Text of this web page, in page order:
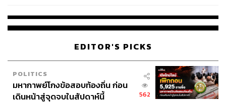
หรือ 1 โมเดลที่จะลงทุนในเทคโนโลยีเพื่อตอบสนองความ
ต้องการของค่ายรถยนต์
ขณะเดียวกัน ประเทศไทยยังคงมีปัญหาเฉพาะตัวที่นับถอย
หลังดังระเบิดเวลามากมาย ไม่ว่าจะเป็นตัวเลขหนี้ครัวเรือนที่
หากรวมกับหนี้นอกระบบเข้าไป กลับกลายเป็นว่ามีปริมาณ
มากถึง 104% ของ GDP ไม่ใช่ 86% ดังที่เคยเข้าใจกัน
EDITOR'S PICKS
POLITICS
มหากาพย์โกงข้อสอบท้องถิ่น ก่อน
เดินหน้าสู่จุดจบในสัปดาห์นี้
562